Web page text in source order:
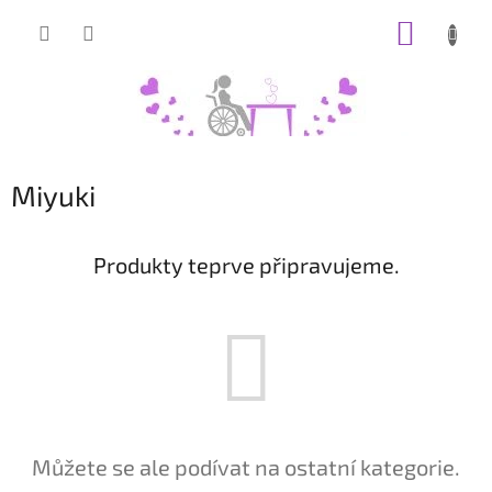
Miyuki
Produkty teprve připravujeme.
Můžete se ale podívat na ostatní kategorie.